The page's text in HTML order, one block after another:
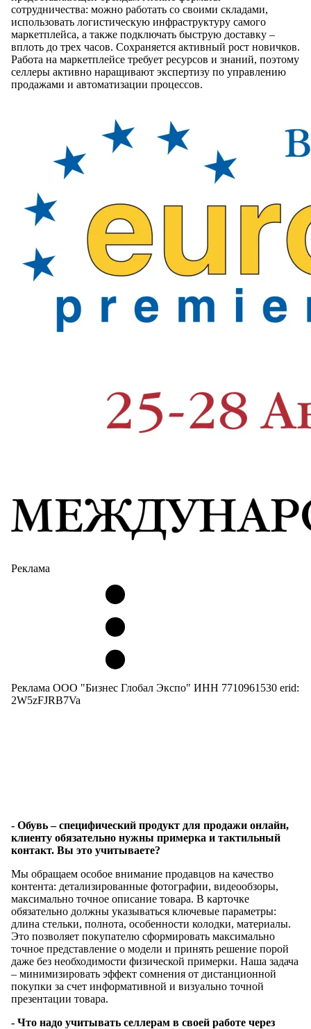
сотрудничества: можно работать со своими складами,
использовать логистическую инфраструктуру самого
маркетплейса, а также подключать быструю доставку –
вплоть до трех часов. Сохраняется активный рост новичков.
Работа на маркетплейсе требует ресурсов и знаний, поэтому
селлеры активно наращивают экспертизу по управлению
продажами и автоматизации процессов.
Реклама
Реклама ООО "Бизнес Глобал Экспо" ИНН 7710961530 erid:
2W5zFJRB7Va
- Обувь – специфический продукт для продажи онлайн,
клиенту обязательно нужны примерка и тактильный
контакт. Вы это учитываете?
Мы обращаем особое внимание продавцов на качество
контента: детализированные фотографии, видеообзоры,
максимально точное описание товара. В карточке
обязательно должны указываться ключевые параметры:
длина стельки, полнота, особенности колодки, материалы.
Это позволяет покупателю сформировать максимально
точное представление о модели и принять решение порой
даже без необходимости физической примерки. Наша задача
– минимизировать эффект сомнения от дистанционной
покупки за счет информативной и визуально точной
презентации товара.
- Что надо учитывать селлерам в своей работе через